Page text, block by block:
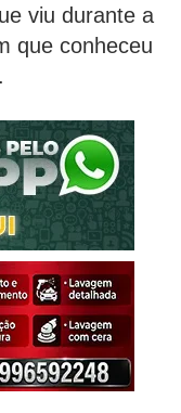
viu durante a
que conheceu